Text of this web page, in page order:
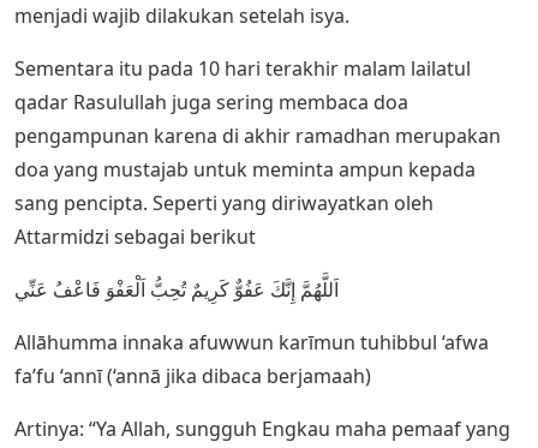
menjadi wajib dilakukan setelah isya.
Sementara itu pada 10 hari terakhir malam lailatul
qadar Rasulullah juga sering membaca doa
pengampunan karena di akhir ramadhan merupakan
doa yang mustajab untuk meminta ampun kepada
sang pencipta. Seperti yang diriwayatkan oleh
Attarmidzi sebagai berikut
اَللَّهُمَّ إِنَّكَ عَفُوٌّ كَرِيمٌ تُحِبُّ اَلْعَفْوَ فَاعْفُ عَنِّي
Allāhumma innaka afuwwun karīmun tuhibbul ‘afwa
fa’fu ‘annī (‘annā jika dibaca berjamaah)
Artinya: “Ya Allah, sungguh Engkau maha pemaaf yang